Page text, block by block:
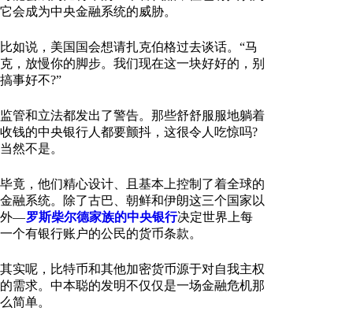
它会成为中央金融系统的威胁。
比如说，美国国会想请扎克伯格过去谈话。“马
克，放慢你的脚步。我们现在这一块好好的，别
搞事好不?”
监管和立法都发出了警告。那些舒舒服服地躺着
收钱的中央银行人都要颤抖，这很令人吃惊吗?
当然不是。
毕竟，他们精心设计、且基本上控制了着全球的
金融系统。除了古巴、朝鲜和伊朗这三个国家以
外—罗斯柴尔德家族的中央银行决定世界上每
一个有银行账户的公民的货币条款。
其实呢，比特币和其他加密货币源于对自我主权
的需求。中本聪的发明不仅仅是一场金融危机那
么简单。